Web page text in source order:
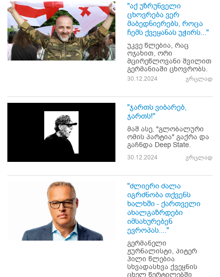
"აქ უზრუნველი
ცხოვრება ვერ
მაბედნიერებს, როცა
ჩემს ქვეყანას უჭირს..."
უკვე წლებია, რაც
ოჯახით, ორი
მცირეწლოვანი შვილით
გერმანიაში ცხოვრობს.
30.12.2024 ვრცლად
"ჯართს ვიბარებ,
ჯართს!"
მაშ ასე, "გლობალური
ომის პარტია" გაქრა და
გაჩნდა Deep State.
30.12.2024 ვრცლად
"ძლიერი ძალა
იგრძნობა თქვენს
ხალხში - ქართველი
ახალგაზრდები
იმსახურებენ
ევროპას...."
გერმანელი
ჟურნალისტი, პიტერ
ჰილი წლებია
სხვადასხვა ქვეყნის
ცხელ წერტილებში